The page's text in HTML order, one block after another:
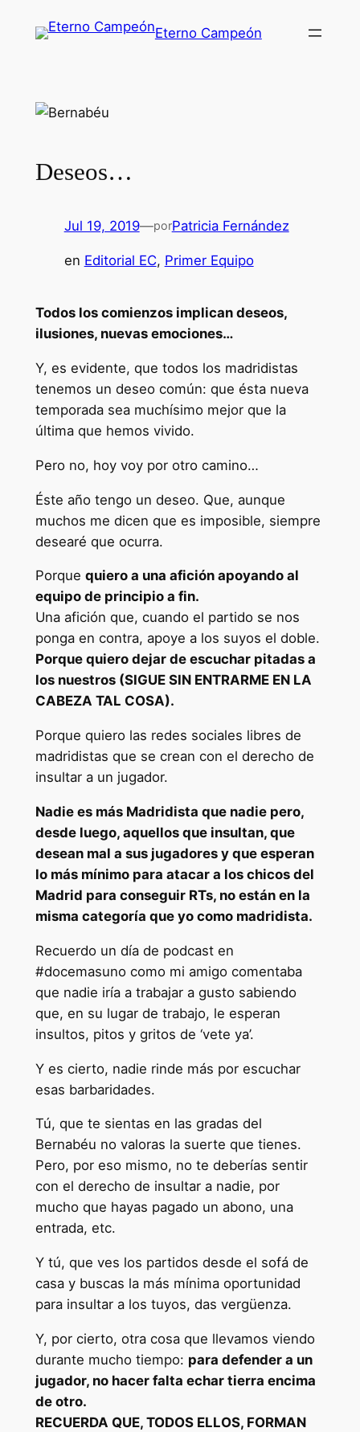
Eterno Campeón
Deseos…
Jul 19, 2019—porPatricia Fernández
en Editorial EC, Primer Equipo
Todos los comienzos implican deseos,
ilusiones, nuevas emociones…
Y, es evidente, que todos los madridistas
tenemos un deseo común: que ésta nueva
temporada sea muchísimo mejor que la
última que hemos vivido.
Pero no, hoy voy por otro camino…
Éste año tengo un deseo. Que, aunque
muchos me dicen que es imposible, siempre
desearé que ocurra.
Porque quiero a una afición apoyando al
equipo de principio a fin.
Una afición que, cuando el partido se nos
ponga en contra, apoye a los suyos el doble.
Porque quiero dejar de escuchar pitadas a
los nuestros (SIGUE SIN ENTRARME EN LA
CABEZA TAL COSA).
Porque quiero las redes sociales libres de
madridistas que se crean con el derecho de
insultar a un jugador.
Nadie es más Madridista que nadie pero,
desde luego, aquellos que insultan, que
desean mal a sus jugadores y que esperan
lo más mínimo para atacar a los chicos del
Madrid para conseguir RTs, no están en la
misma categoría que yo como madridista.
Recuerdo un día de podcast en
#docemasuno como mi amigo comentaba
que nadie iría a trabajar a gusto sabiendo
que, en su lugar de trabajo, le esperan
insultos, pitos y gritos de ‘vete ya’.
Y es cierto, nadie rinde más por escuchar
esas barbaridades.
Tú, que te sientas en las gradas del
Bernabéu no valoras la suerte que tienes.
Pero, por eso mismo, no te deberías sentir
con el derecho de insultar a nadie, por
mucho que hayas pagado un abono, una
entrada, etc.
Y tú, que ves los partidos desde el sofá de
casa y buscas la más mínima oportunidad
para insultar a los tuyos, das vergüenza.
Y, por cierto, otra cosa que llevamos viendo
durante mucho tiempo: para defender a un
jugador, no hacer falta echar tierra encima
de otro.
RECUERDA QUE, TODOS ELLOS, FORMAN